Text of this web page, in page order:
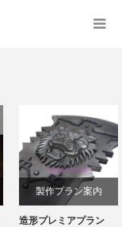
製作プラン案内
造形プレミアプラン